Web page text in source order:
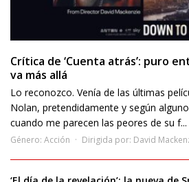
Crítica de ‘Cuenta atrás’: puro
va más allá
Lo reconozco. Venía de las últimas
Nolan, pretendidamente y según
cuando me parecen las peores de su f...
Género: Acción Dirigida por: David